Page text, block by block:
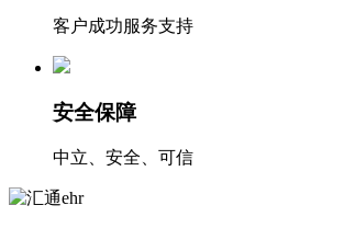
客户成功服务支持
安全保障
中立、安全、可信